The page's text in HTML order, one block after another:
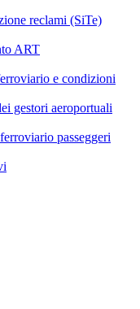
reclami (SiTe)
ART
e condizioni
gestori aeroportuali
passeggeri